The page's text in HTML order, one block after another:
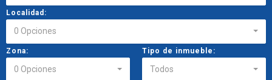
Localidad:
0 Opciones
Zona:
0 Opciones
Tipo de inmueble:
Todos